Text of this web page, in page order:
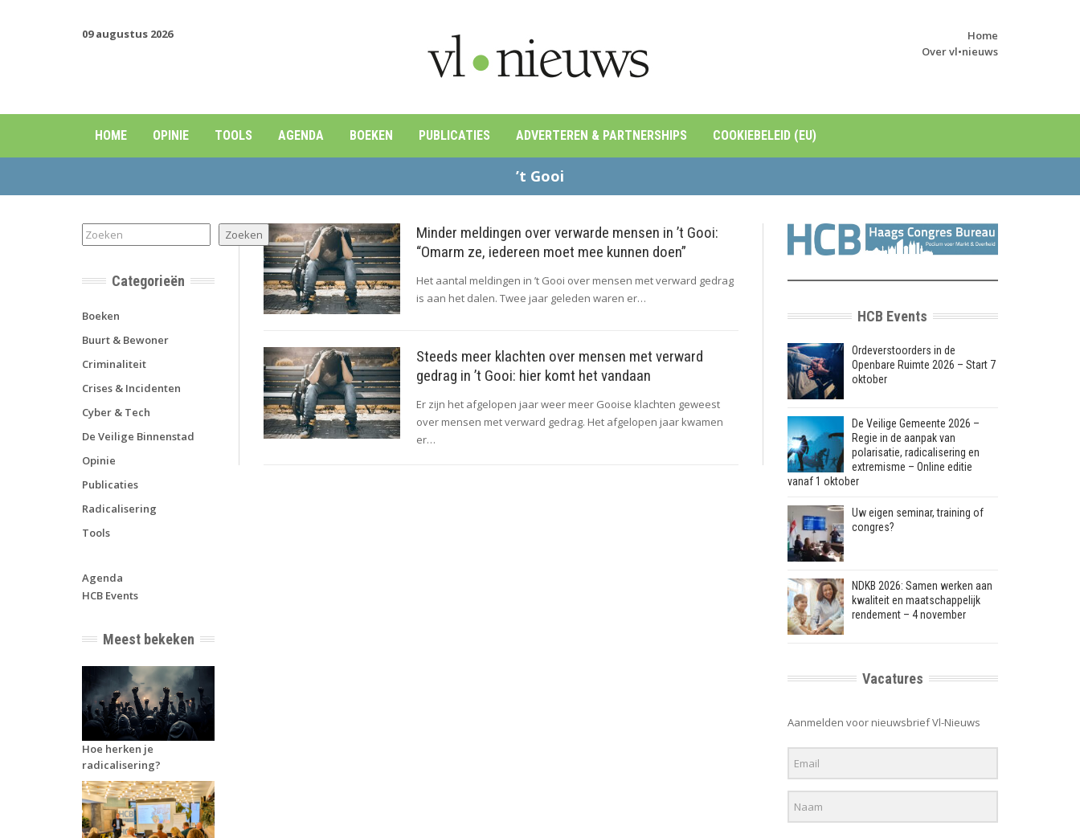
09 augustus 2026
Home
Over vl•nieuws
HOME OPINIE TOOLS AGENDA BOEKEN PUBLICATIES ADVERTEREN & PARTNERSHIPS COOKIEBELEID (EU)
’t Gooi
Minder meldingen over verwarde mensen in ’t Gooi:
“Omarm ze, iedereen moet mee kunnen doen”
Het aantal meldingen in ’t Gooi over mensen met verward gedrag
is aan het dalen. Twee jaar geleden waren er…
Steeds meer klachten over mensen met verward
gedrag in ’t Gooi: hier komt het vandaan
Er zijn het afgelopen jaar weer meer Gooise klachten geweest
over mensen met verward gedrag. Het afgelopen jaar kwamen
er…
Zoeken Zoeken
Categorieën
Boeken
Buurt & Bewoner
Criminaliteit
Crises & Incidenten
Cyber & Tech
De Veilige Binnenstad
Opinie
Publicaties
Radicalisering
Tools
Agenda
HCB Events
Meest bekeken
Hoe herken je
radicalisering?
HCB Events
Ordeverstoorders in de
Openbare Ruimte 2026 – Start 7
oktober
De Veilige Gemeente 2026 –
Regie in de aanpak van
polarisatie, radicalisering en
extremisme – Online editie
vanaf 1 oktober
Uw eigen seminar, training of
congres?
NDKB 2026: Samen werken aan
kwaliteit en maatschappelijk
rendement – 4 november
Vacatures
Aanmelden voor nieuwsbrief Vl-Nieuws